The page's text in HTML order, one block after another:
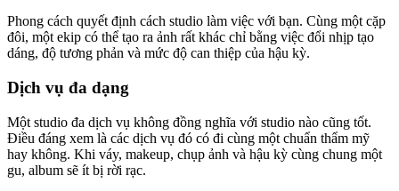
Phong cách quyết định cách studio làm việc với bạn. Cùng một cặp
đôi, một ekip có thể tạo ra ảnh rất khác chỉ bằng việc đổi nhịp tạo
dáng, độ tương phản và mức độ can thiệp của hậu kỳ.
Dịch vụ đa dạng
Một studio đa dịch vụ không đồng nghĩa với studio nào cũng tốt.
Điều đáng xem là các dịch vụ đó có đi cùng một chuẩn thẩm mỹ
hay không. Khi váy, makeup, chụp ảnh và hậu kỳ cùng chung một
gu, album sẽ ít bị rời rạc.